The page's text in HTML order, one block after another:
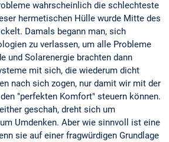
wahrscheinlich die schlechteste
hermetischen Hülle wurde Mitte des
Damals begann man, sich
zu verlassen, um alle Probleme
und Solarenergie brachten dann
mit sich, die wiederum dicht
nach sich zogen, nur damit wir mit der
"perfekten Komfort" steuern können.
geschah, dreht sich um
Umdenken. Aber wie sinnvoll ist eine
sie auf einer fragwürdigen Grundlage